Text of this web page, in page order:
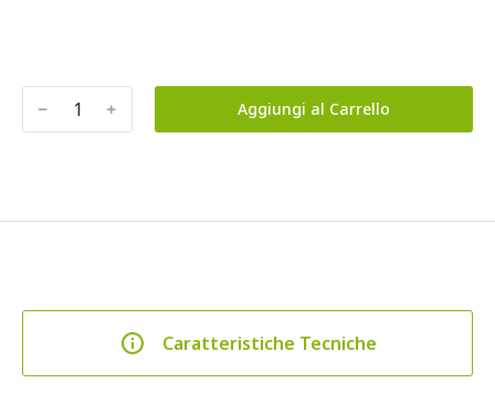
﹣ ﹢ Aggiungi al Carrello
Caratteristiche Tecniche